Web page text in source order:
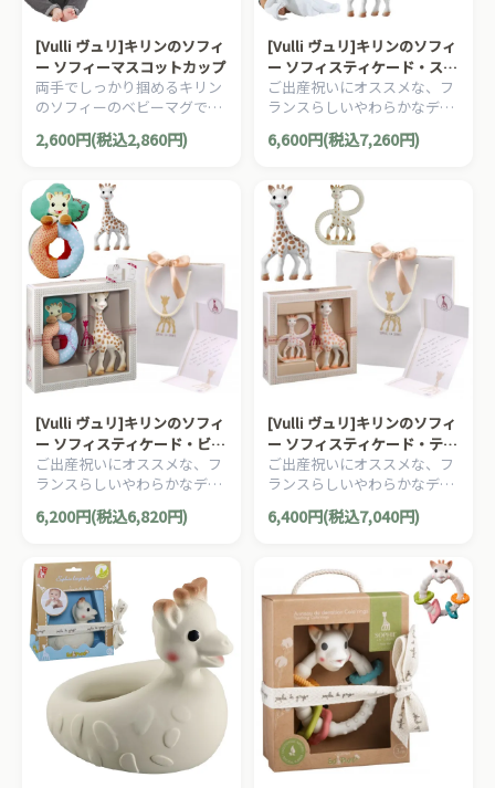
[Vulli ヴュリ]キリンのソフィ
ー ソフィーマスコットカップ
両手でしっかり掴めるキリン
のソフィーのベビーマグで
す。持ち手には滑り止め付き
です。
2,600円(税込2,860円)
[Vulli ヴュリ]キリンのソフィ
ー ソフィスティケード・スワ
ドルセット
ご出産祝いにオススメな、フ
ランスらしいやわらかなデザ
インのしっかりとしたキリン
のソフィーのギフトボックス
6,600円(税込7,260円)
[Vulli ヴュリ]キリンのソフィ
ー ソフィスティケード・ビー
ズラトルセット
ご出産祝いにオススメな、フ
ランスらしいやわらかなデザ
インのしっかりとしたキリン
のソフィーのギフトボックス
6,200円(税込6,820円)
[Vulli ヴュリ]キリンのソフィ
ー ソフィスティケード・ティ
ージングセット
ご出産祝いにオススメな、フ
ランスらしいやわらかなデザ
インのしっかりとしたキリン
のソフィーのギフトボックス
6,400円(税込7,040円)